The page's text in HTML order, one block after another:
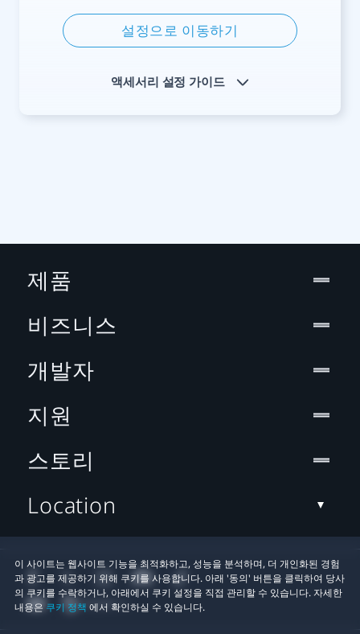
설정으로 이동하기
액세서리 설정 가이드
이 사이트는 웹사이트 기능을 최적화하고, 성능을 분석하며, 더 개인화된 경험
과 광고를 제공하기 위해 쿠키를 사용합니다. 아래 '동의' 버튼을 클릭하여 당사
의 쿠키를 수락하거나, 아래에서 쿠키 설정을 직접 관리할 수 있습니다. 자세한
내용은 쿠키 정책 에서 확인하실 수 있습니다.
제품
비즈니스
개발자
지원
스토리
Location